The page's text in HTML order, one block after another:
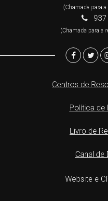
(Chamada para
(Chamada para a
Centros de
Política de
Livro de
Canal de
Website e